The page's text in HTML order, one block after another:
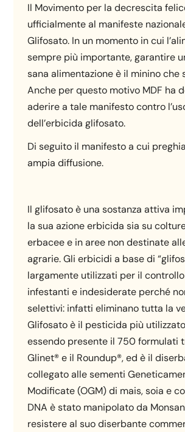
Il Movimento per la decrescita
ufficialmente al manifeste
Glifosato. In un momento in cui
sempre più importante, garantire
sana alimentazione è il minino che
Anche per questo motivo MDF ha
aderire a tale manifesto contro
dell’erbicida glifosato.
Di seguito il manifesto a cui
ampia diffusione.
Il glifosato è una sostanza attiva
la sua azione erbicida sia su
erbacee e in aree non destinate
agrarie. Gli erbicidi a base di
largamente utilizzati per il
infestanti e indesiderate perché
selettivi: infatti eliminano tutta la
Glifosato è il pesticida più
essendo presente il 750 formulati
Glinet® e il Roundup®, ed è il
collegato alle sementi
Modificate (OGM) di mais, soia e
DNA è stato manipolato da
resistere al suo diserbante